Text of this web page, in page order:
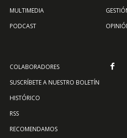
MULTIMEDIA
PODCAST
COLABORADORES
SUSCRÍBETE A NUESTRO BOLETÍN
HISTÓRICO
RSS
RECOMENDAMOS